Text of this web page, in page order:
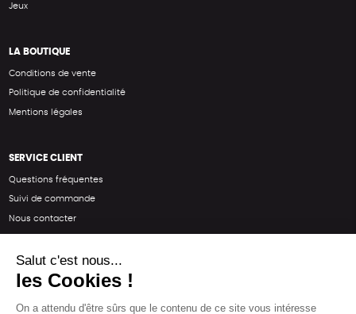
Jeux
LA BOUTIQUE
Conditions de vente
Politique de confidentialité
Mentions légales
SERVICE CLIENT
Questions fréquentes
Suivi de commande
Nous contacter
SUIVEZ-NOUS